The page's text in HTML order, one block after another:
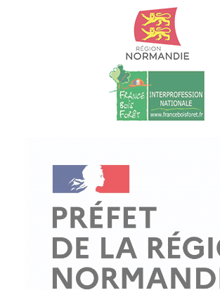
© Copyright - ProfessionsBois | Conception et réalisation :
Actualités
Mentions légales
Politique de confidentialité